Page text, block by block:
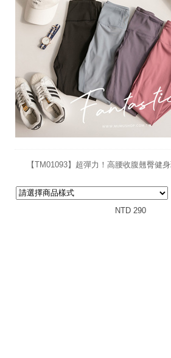
【TM01093】超彈力！高腰收腹翹臀健
NTD 290